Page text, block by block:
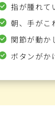
指が腫れて
朝、手がこ
関節が動か
ボタンがか